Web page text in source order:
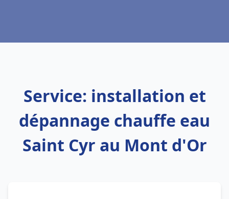
Service: installation et
dépannage chauffe eau
Saint Cyr au Mont d'Or